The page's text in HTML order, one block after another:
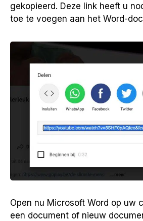
gekopieerd. Deze link heeft u
toe te voegen aan het Word-
Open nu Microsoft Word op uw
een document of nieuw